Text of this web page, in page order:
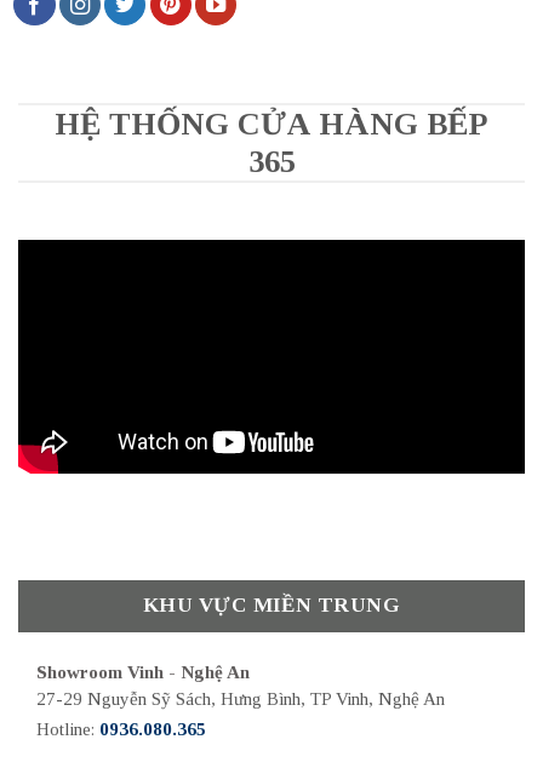
HỆ THỐNG CỬA HÀNG BẾP
365
KHU VỰC MIỀN TRUNG
Showroom Vinh - Nghệ An
27-29 Nguyễn Sỹ Sách, Hưng Bình, TP Vinh, Nghệ An
Hotline: 0936.080.365